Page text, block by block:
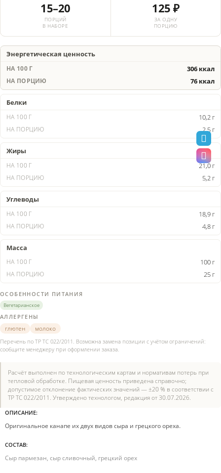
15–20
ПОРЦИЙ
В НАБОРЕ
125 ₽
ЗА ОДНУ
ПОРЦИЮ
Энергетическая ценность
306 ккал
76 ккал
Белки
10,2 г
2,5 г
Жиры
21,0 г
5,2 г
Углеводы
18,9 г
4,8 г
Масса
100 г
25 г
ОСОБЕННОСТИ ПИТАНИЯ
Вегетарианское
АЛЛЕРГЕНЫ
глютен
молоко
Перечень по ТР ТС 022/2011. Возможна замена позиции с учётом ограничений:
сообщите менеджеру при оформлении заказа.
Расчёт выполнен по технологическим картам и нормативам потерь при
тепловой обработке. Пищевая ценность приведена справочно;
допустимое отклонение фактических значений — ±20 % в соответствии с
ТР ТС 022/2011. Утверждено технологом, редакция от 30.07.2026.
ОПИСАНИЕ:
Оригинальное канапе их двух видов сыра и грецкого ореха.
СОСТАВ:
Сыр пармезан, сыр сливочный, грецкий орех